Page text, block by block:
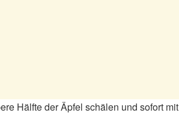
Hälfte der Äpfel schälen und sofort mit